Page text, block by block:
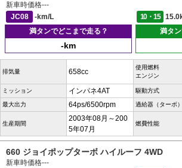
新車時価格---
JC08
-km/L 10・15
満タンでどこまで走る？
-km
満タ
排気量 658cc
使用燃料
エンジン
ミッション インパネ4AT 駆動方式
最大出力 64ps/6500rpm 過給器（ターボ）
生産期間
2003年08月～200
5年07月
燃費性能
660 ジョイポップターボ ハイルーフ 4WD
新車時価格---